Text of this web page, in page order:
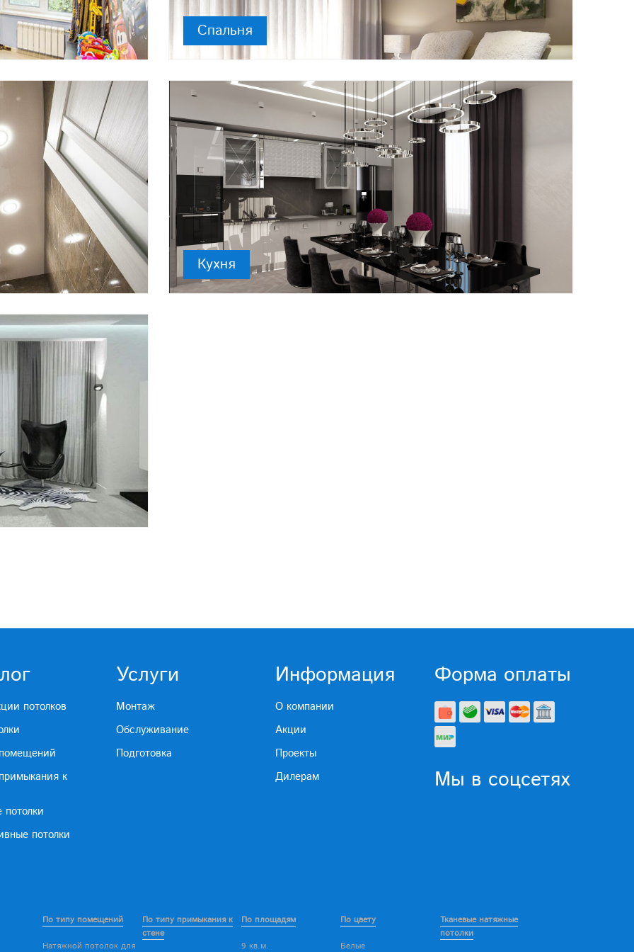
Спальня
Кухня
потолков
к
потолки
потолки
Услуги
Монтаж
Обслуживание
Подготовка
Информация
О компании
Акции
Проекты
Дилерам
Форма оплаты
Мы в соцсетях
По типу помещений
Натяжной потолок для
По типу примыкания к
стене
По площадям
9 кв.м.
По цвету
Белые
Тканевые натяжные
потолки